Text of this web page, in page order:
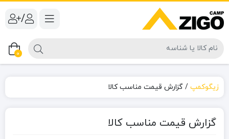
/
0
زیگوکمپ / گزارش قیمت مناسب کالا
گزارش قیمت مناسب کالا